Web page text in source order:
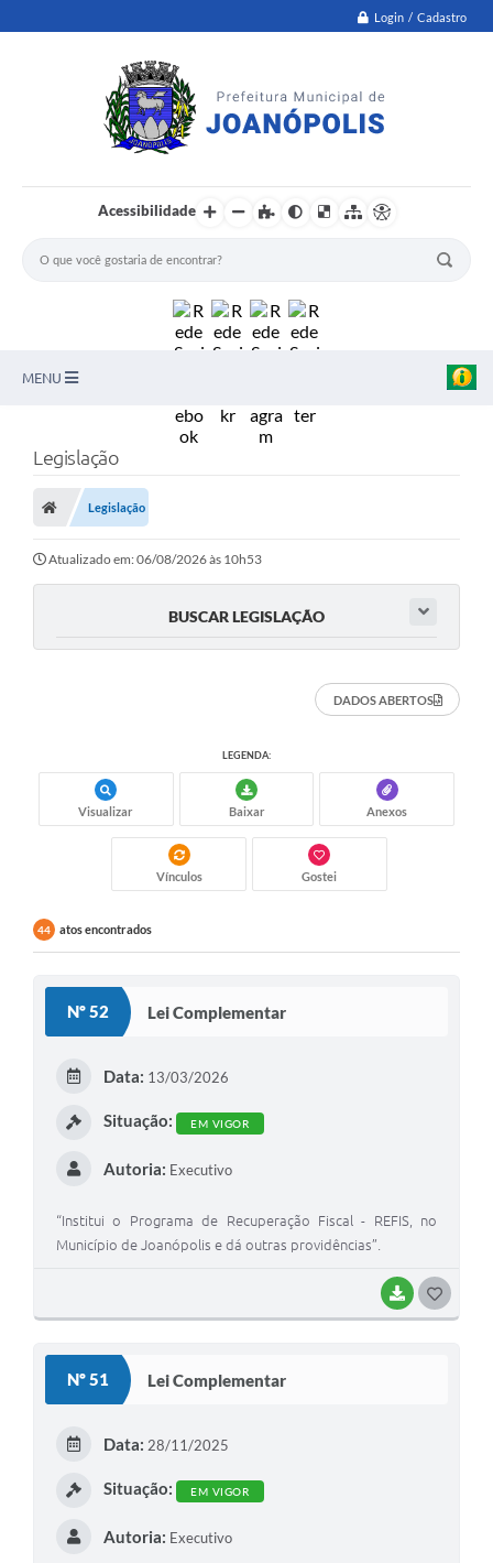
Login / Cadastro
Acessibilidade
MENU
Secretarias
Legislação
Transparência
Diário Oficial
Contratos
Audiências Públicas
Arquivos para Download
Contas Públicas
Telefones Úteis
Agenda
Ouvidoria
Legislação
Legislação
Atualizado em: 06/08/2026 às 10h53
BUSCAR LEGISLAÇÃO
DADOS ABERTOS
LEGENDA:
Visualizar Baixar Anexos
Vínculos Gostei
44 atos encontrados
Nº 52 Lei Complementar
BAIXAR
Data: 13/03/2026
Situação: EM VIGOR
Autoria: Executivo
“Institui o Programa de Recuperação Fiscal - REFIS, no
Município de Joanópolis e dá outras providências”.
Nº 51 Lei Complementar
Data: 28/11/2025
Situação: EM VIGOR
Autoria: Executivo